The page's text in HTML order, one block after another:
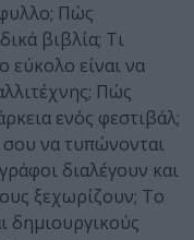
Πώς
βιβλία; Τι
είναι να
Πώς
ενός φεστιβάλ;
να τυπώνονται
διαλέγουν και
ξεχωρίζουν; Το
δημιουργικούς